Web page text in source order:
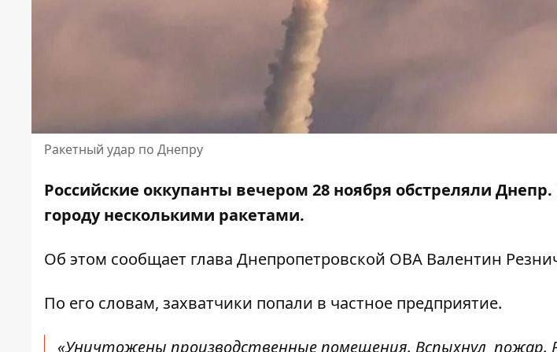
Ракетный удар по Днепру
Российские оккупанты вечером 28 ноября обстреляли Днепр.
городу несколькими ракетами.
Об этом сообщает глава Днепропетровской ОВА Валентин
По его словам, захватчики попали в частное предприятие.
«Уничтожены производственные помещения. Вспыхнул пожар.